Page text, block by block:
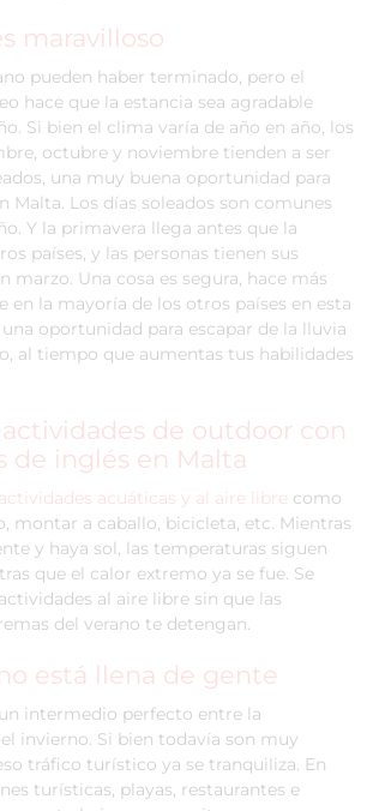
maravilloso
pueden haber terminado, pero el
hace que la estancia sea agradable
Si bien el clima varía de año en año, los
octubre y noviembre tienden a ser
una muy buena oportunidad para
Malta. Los días soleados son comunes
Y la primavera llega antes que la
países, y las personas tienen sus
marzo. Una cosa es segura, hace más
en la mayoría de los otros países en esta
una oportunidad para escapar de la lluvia
al tiempo que aumentas tus habilidades
de outdoor con
de inglés en Malta
actividades acuáticas y al aire libre como
montar a caballo, bicicleta, etc. Mientras
y haya sol, las temperaturas siguen
que el calor extremo ya se fue. Se
al aire libre sin que las
del verano te detengan.
está llena de gente
intermedio perfecto entre la
invierno. Si bien todavía son muy
tráfico turístico ya se tranquiliza. En
turísticas, playas, restaurantes e